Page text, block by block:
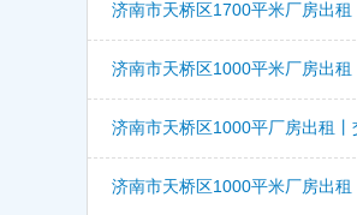
济南市天桥区1700平米厂房出
济南市天桥区1000平米厂房出
济南市天桥区1000平厂房出租
济南市天桥区1000平米厂房出